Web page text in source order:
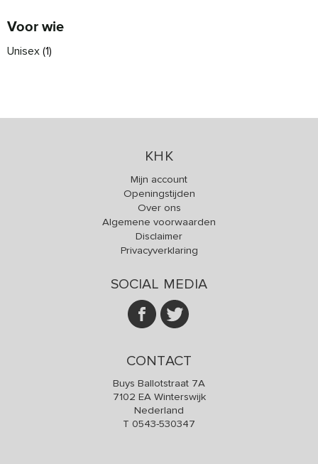
Voor wie
Unisex (1)
KHK
Mijn account
Openingstijden
Over ons
Algemene voorwaarden
Disclaimer
Privacyverklaring
SOCIAL MEDIA
CONTACT
Buys Ballotstraat 7A
7102 EA Winterswijk
Nederland
T 0543-530347